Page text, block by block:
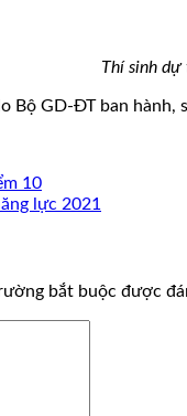
Thí sinh
Bộ GD-ĐT ban
10
lực 2021
bắt buộc được